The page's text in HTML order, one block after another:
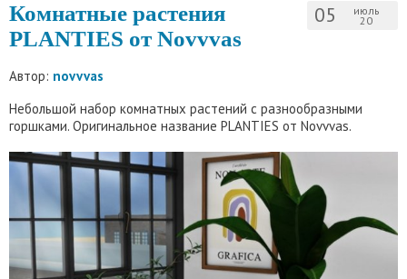
05 июль
20
Комнатные растения
PLANTIES от Novvvas
Автор: novvvas
Небольшой набор комнатных растений с разнообразными
горшками. Оригинальное название PLANTIES от Novvvas.